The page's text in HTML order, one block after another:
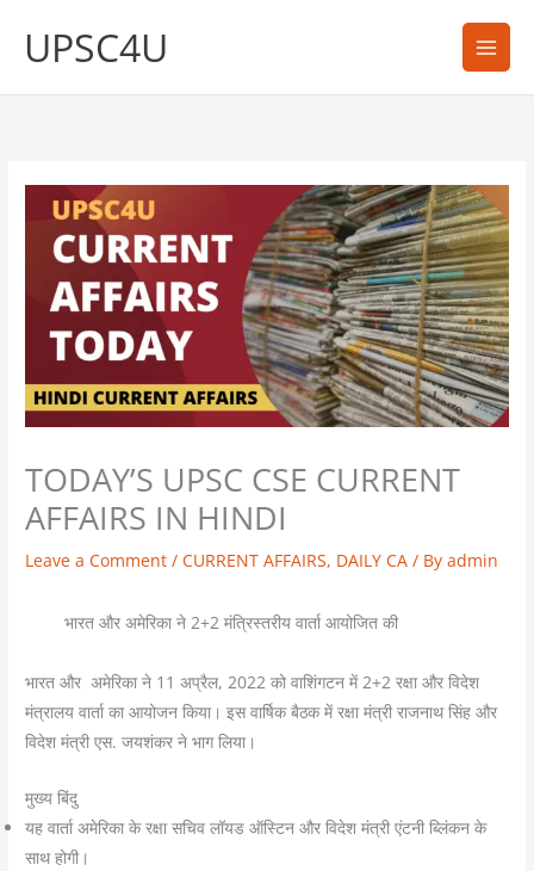
UPSC4U
TODAY’S UPSC CSE CURRENT
AFFAIRS IN HINDI
Leave a Comment /CURRENT AFFAIRS, DAILY CA / Byadmin
भारत और अमेरिका ने 2+2 मंत्रिस्तरीय वार्ता आयोजित की
भारत और अमेरिका ने 11 अप्रैल, 2022 को वाशिंगटन में 2+2 रक्षा और विदेश
मंत्रालय वार्ता का आयोजन किया। इस वार्षिक बैठक में रक्षा मंत्री राजनाथ सिंह और
विदेश मंत्री एस. जयशंकर ने भाग लिया।
मुख्य बिंदु
यह वार्ता अमेरिका के रक्षा सचिव लॉयड ऑस्टिन और विदेश मंत्री एंटनी ब्लिंकन के
साथ होगी।